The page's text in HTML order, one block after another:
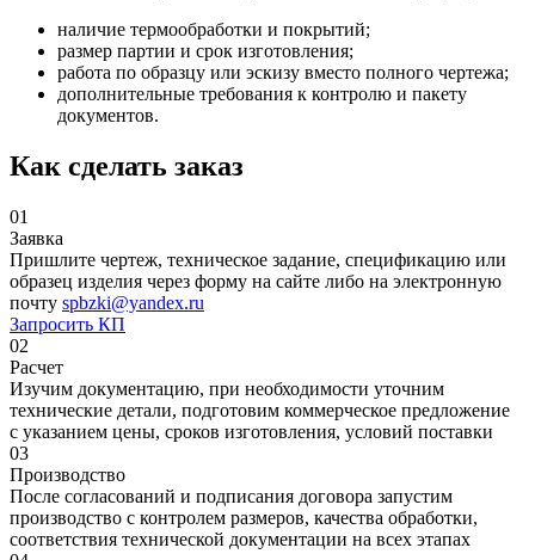
наличие термообработки и покрытий;
размер партии и срок изготовления;
работа по образцу или эскизу вместо полного чертежа;
дополнительные требования к контролю и пакету
документов.
Как сделать заказ
01
Заявка
Пришлите чертеж, техническое задание, спецификацию или
образец изделия через форму на сайте либо на электронную
почту spbzki@yandex.ru
Запросить КП
02
Расчет
Изучим документацию, при необходимости уточним
технические детали, подготовим коммерческое предложение
с указанием цены, сроков изготовления, условий поставки
03
Производство
После согласований и подписания договора запустим
производство с контролем размеров, качества обработки,
соответствия технической документации на всех этапах